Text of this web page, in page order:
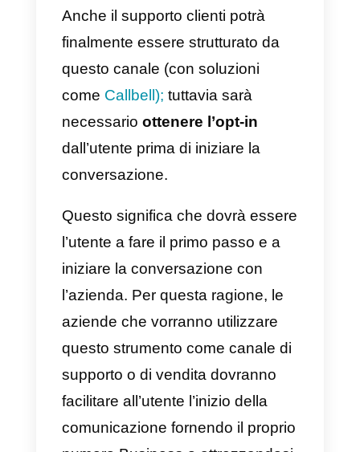
Cosa sarà possibile fare
attraverso le WhatsApp
Business API?
Beh, è molto semplice: come
accennato poco sopra, le
comunicazione strettamente
transazionale con i loro
utenti/clienti.
Tutto ció che avviene a seguito di
una transazione, come per
esempio la comunicazione legata
ad un acquisto da un e-